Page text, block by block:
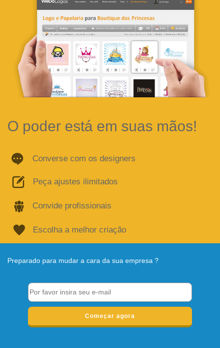
O poder está em suas mãos!
Converse com os designers
Peça ajustes ilimitados
Convide profissionais
Escolha a melhor criação
Preparado para mudar a cara da sua empresa ?
Começar agora